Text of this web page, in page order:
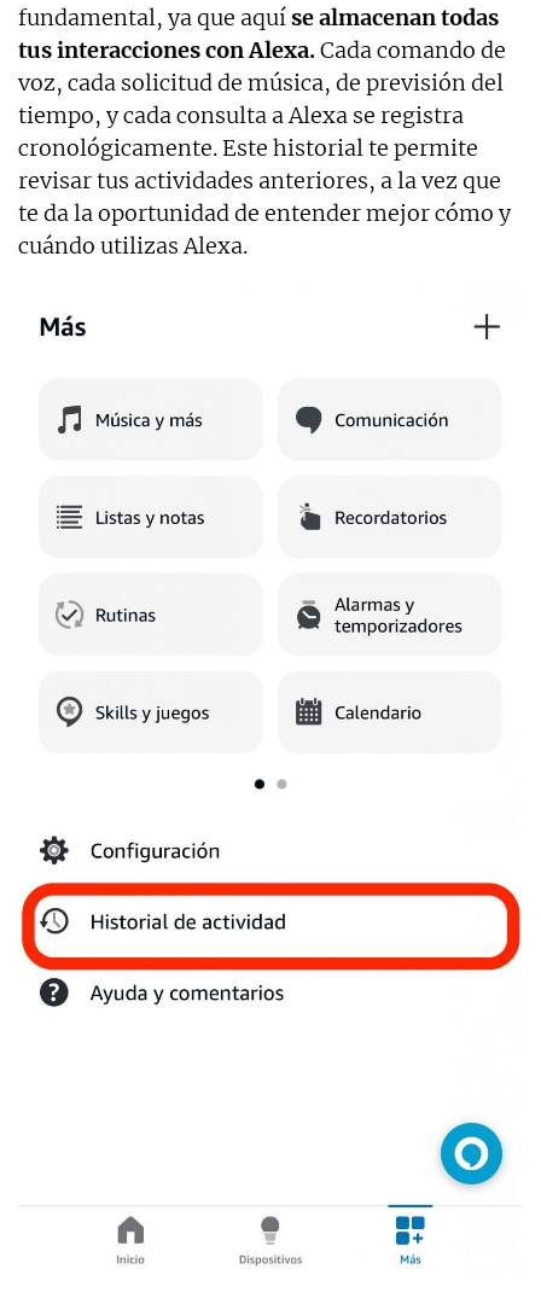
fundamental, ya que aquíse almacenan todas
tus interacciones con Alexa.Cada comando de
voz, cada solicitud de música, de previsión del
tiempo, y cada consulta a Alexa se registra
cronológicamente. Este historial te permite
revisar tus actividades anteriores, a la vez que
te da la oportunidad de entender mejor cómo y
cuándo utilizas Alexa.